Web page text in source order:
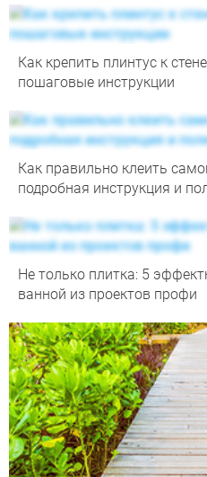
Как крепить плинтус к
пошаговые инструкции
Как правильно клеить
подробная инструкция и
Не только плитка: 5
ванной из проектов профи